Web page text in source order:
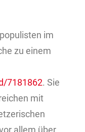
im
zu einem
7181862. Sie
mit
allem über